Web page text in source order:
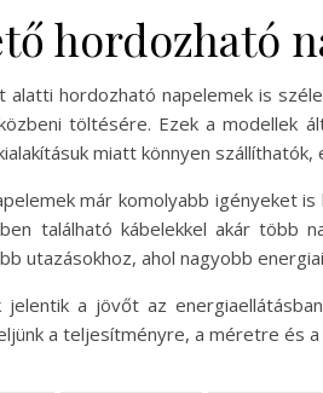
hordozható
hordozható napelemek is
töltésére. Ezek a modellek
miatt könnyen
már komolyabb igényeket
található kábelekkel akár több
utazásokhoz, ahol nagyobb
a jövőt az
a teljesítményre, a méretre és